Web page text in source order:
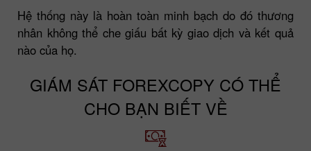
Hệ thống này là hoàn toàn minh bạch do đó thương
nhân không thể che giấu bất kỳ giao dịch và kết quả
nào của họ.
GIÁM SÁT FOREXCOPY CÓ THỂ
CHO BẠN BIẾT VỀ